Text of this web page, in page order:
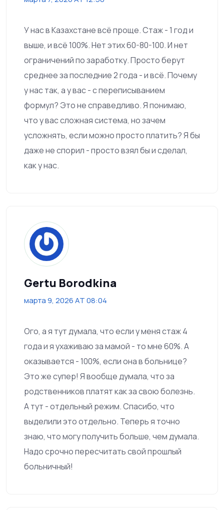
У нас в Казахстане всё проще. Стаж - 1 год и
выше, и всё 100%. Нет этих 60-80-100. И нет
ограничений по заработку. Просто берут
среднее за последние 2 года - и всё. Почему
у нас так, а у вас - с переписыванием
формул? Это не справедливо. Я понимаю,
что у вас сложная система, но зачем
усложнять, если можно просто платить? Я бы
даже не спорил - просто взял бы и сделал,
как у нас.
Gertu Borodkina
марта 9, 2026 AT 08:04
Ого, а я тут думала, что если у меня стаж 4
года и я ухаживаю за мамой - то мне 60%. А
оказывается - 100%, если она в больнице?
Это же супер! Я вообще думала, что за
родственников платят как за свою болезнь.
А тут - отдельный режим. Спасибо, что
выделили это отдельно. Теперь я точно
знаю, что могу получить больше, чем думала.
Надо срочно пересчитать свой прошлый
больничный!